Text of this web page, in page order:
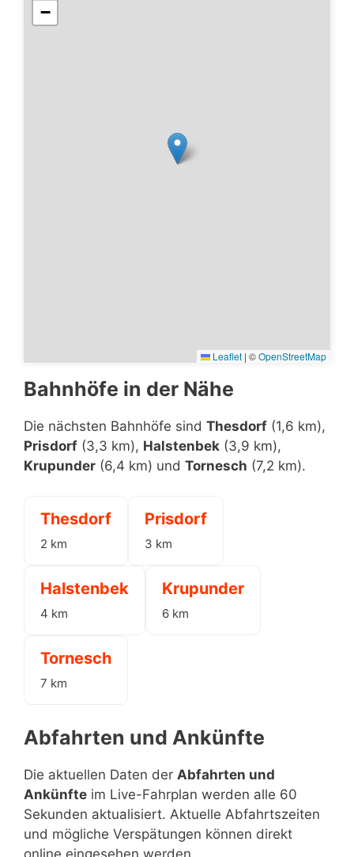
−
Leaflet | ©OpenStreetMap
Bahnhöfe in der Nähe
Die nächsten Bahnhöfe sind Thesdorf (1,6 km),
Prisdorf (3,3 km), Halstenbek (3,9 km),
Krupunder (6,4 km) und Tornesch (7,2 km).
Thesdorf
2 km
Prisdorf
3 km
Halstenbek
4 km
Krupunder
6 km
Tornesch
7 km
Abfahrten und Ankünfte
Die aktuellen Daten der Abfahrten und
Ankünfte im Live-Fahrplan werden alle 60
Sekunden aktualisiert. Aktuelle Abfahrtszeiten
und mögliche Verspätungen können direkt
online eingesehen werden.